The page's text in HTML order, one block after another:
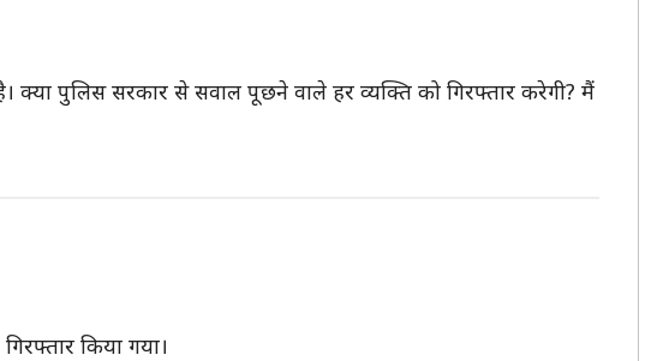
पुलिस सरकार से सवाल पूछने वाले हर व्यक्ति को गिरफ्तार करेगी? मैं
किया गया।